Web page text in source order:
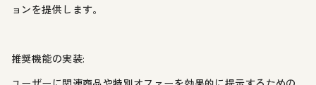
ョンを提供します。
推奨機能の実装: